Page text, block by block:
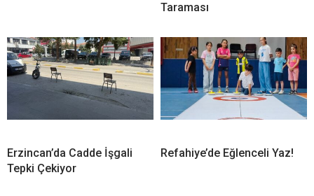
Taraması
Erzincan’da Cadde İşgali
Tepki Çekiyor
Refahiye’de Eğlenceli Yaz!